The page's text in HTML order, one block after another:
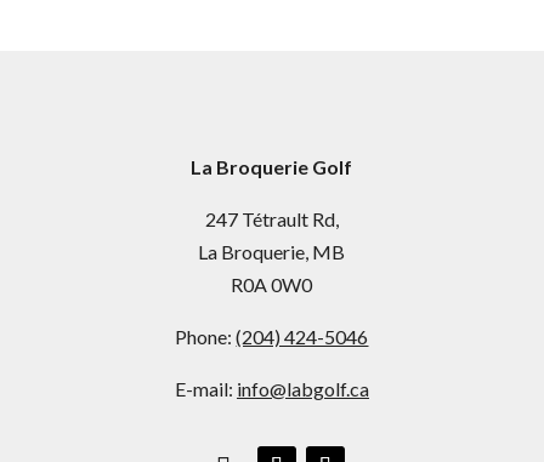
La Broquerie Golf
247 Tétrault Rd,
La Broquerie, MB
R0A 0W0
Phone:(204) 424-5046
E-mail: info@labgolf.ca